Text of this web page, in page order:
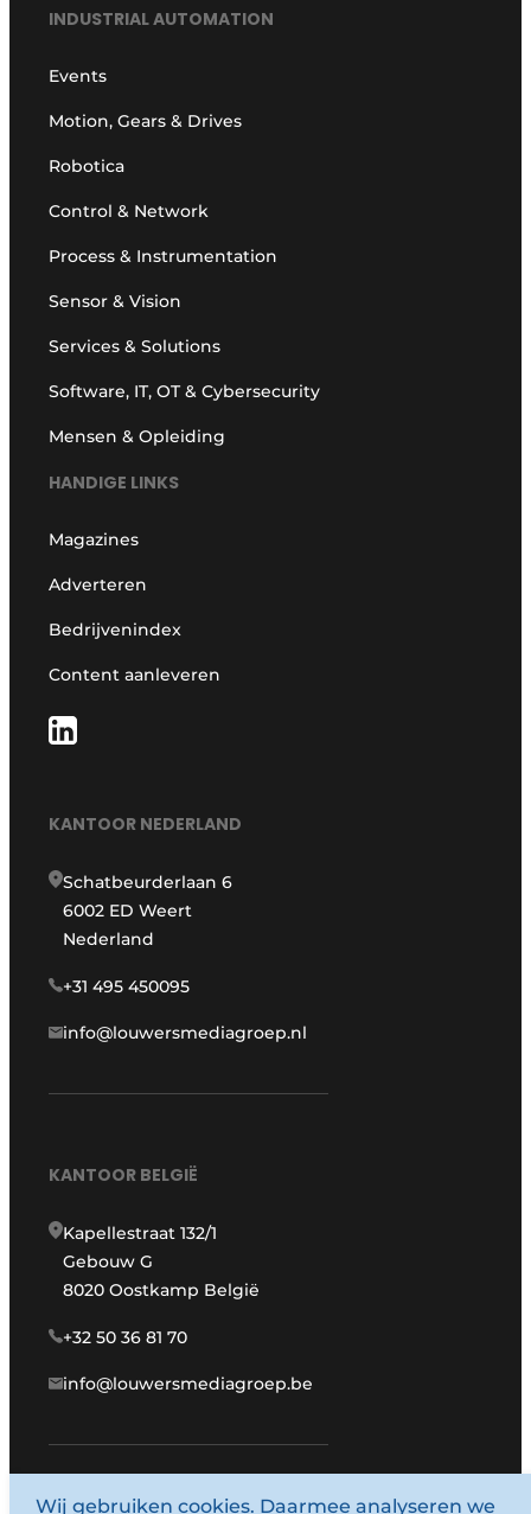
INDUSTRIAL AUTOMATION
Events
Motion, Gears & Drives
Robotica
Control & Network
Process & Instrumentation
Sensor & Vision
Services & Solutions
Software, IT, OT & Cybersecurity
Mensen & Opleiding
HANDIGE LINKS
Magazines
Adverteren
Bedrijvenindex
Content aanleveren
KANTOOR NEDERLAND
Schatbeurderlaan 6
6002 ED Weert
Nederland
+31 495 450095
info@louwersmediagroep.nl
KANTOOR BELGIË
Kapellestraat 132/1
Gebouw G
8020 Oostkamp België
+32 50 36 81 70
info@louwersmediagroep.be
www.louwersmediagroep.com
Wij gebruiken cookies. Daarmee analyseren we